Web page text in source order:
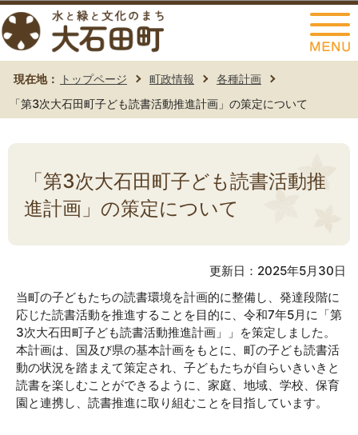
このページの本文へ移動
現在地： トップページ 町政情報
各種計画
「第3次大石田町子ども読書活動推進計画」の策定について
「第3次大石田町子ども読書活動推
進計画」の策定について
更新日：2025年5月30日
当町の子どもたちの読書環境を計画的に整備し、発達段階に
応じた読書活動を推進することを目的に、令和7年5月に「第
3次大石田町子ども読書活動推進計画」」を策定しました。
本計画は、国及び県の基本計画をもとに、町の子ども読書活
動の状況を踏まえて策定され、子どもたちが自らいきいきと
読書を楽しむことができるように、家庭、地域、学校、保育
園と連携し、読書推進に取り組むことを目指しています。